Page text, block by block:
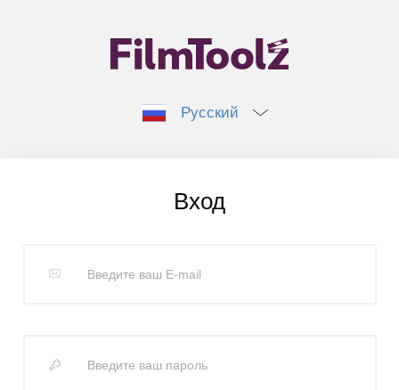
Русский
Вход